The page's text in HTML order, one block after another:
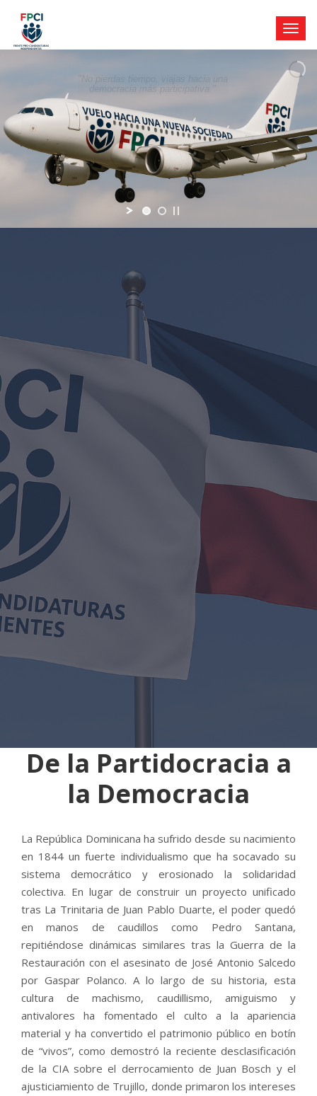
"No pierdas tiempo, viajas hacia una
democracia más participativa."
De la Partidocracia a
la Democracia
La República Dominicana ha sufrido desde su nacimiento
en 1844 un fuerte individualismo que ha socavado su
sistema democrático y erosionado la solidaridad
colectiva. En lugar de construir un proyecto unificado
tras La Trinitaria de Juan Pablo Duarte, el poder quedó
en manos de caudillos como Pedro Santana,
repitiéndose dinámicas similares tras la Guerra de la
Restauración con el asesinato de José Antonio Salcedo
por Gaspar Polanco. A lo largo de su historia, esta
cultura de machismo, caudillismo, amiguismo y
antivalores ha fomentado el culto a la apariencia
material y ha convertido el patrimonio público en botín
de “vivos”, como demostró la reciente desclasificación
de la CIA sobre el derrocamiento de Juan Bosch y el
ajusticiamiento de Trujillo, donde primaron los intereses